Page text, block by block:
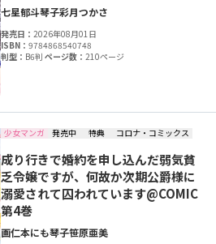
七星郁斗琴子彩月つかさ
発売日：2026年08月01日
ISBN：9784868540748
判型： B6判ページ数：210ページ
少女マンガ 発売中 特典 コロナ・コミックス
成り行きで婚約を申し込んだ弱気貧
乏令嬢ですが、何故か次期公爵様に
溺愛されて囚われています@COMIC
第4巻
画仁本にも琴子笹原亜美